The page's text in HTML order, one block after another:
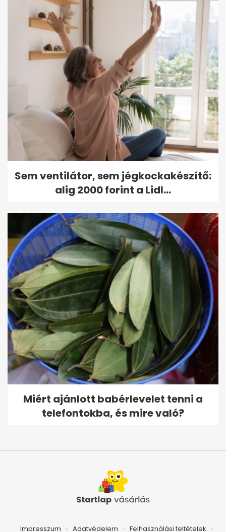
Sem ventilátor, sem jégkockakészítő:
alig 2000 forint a Lidl...
Miért ajánlott babérlevelet tenni a
telefontokba, és mire való?
Impresszum Adatvédelem Felhasználási feltételek